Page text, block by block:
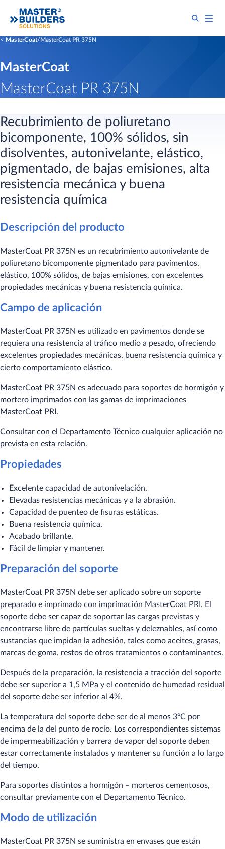
MasterCoat MasterCoat PR 375N
MasterCoat
MasterCoat PR 375N
Recubrimiento de poliuretano
bicomponente, 100% sólidos, sin
disolventes, autonivelante, elástico,
pigmentado, de bajas emisiones, alta
resistencia mecánica y buena
resistencia química
Descripción del producto
MasterCoat PR 375N es un recubrimiento autonivelante de
poliuretano bicomponente pigmentado para pavimentos,
elástico, 100% sólidos, de bajas emisiones, con excelentes
propiedades mecánicas y buena resistencia química.
Campo de aplicación
MasterCoat PR 375N es utilizado en pavimentos donde se
requiera una resistencia al tráfico medio a pesado, ofreciendo
excelentes propiedades mecánicas, buena resistencia química y
cierto comportamiento elástico.
MasterCoat PR 375N es adecuado para soportes de hormigón y
mortero imprimados con las gamas de imprimaciones
MasterCoat PRI.
Consultar con el Departamento Técnico cualquier aplicación no
prevista en esta relación.
Propiedades
Excelente capacidad de autonivelación.
Elevadas resistencias mecánicas y a la abrasión.
Capacidad de puenteo de fisuras estáticas.
Buena resistencia química.
Acabado brillante.
Fácil de limpiar y mantener.
Preparación del soporte
MasterCoat PR 375N debe ser aplicado sobre un soporte
preparado e imprimado con imprimación MasterCoat PRI. El
soporte debe ser capaz de soportar las cargas previstas y
encontrarse libre de partículas sueltas y deleznables, así como
sustancias que impidan la adhesión, tales como aceites, grasas,
marcas de goma, restos de otros tratamientos o contaminantes.
Después de la preparación, la resistencia a tracción del soporte
debe ser superior a 1,5 MPa y el contenido de humedad residual
del soporte debe ser inferior al 4%.
La temperatura del soporte debe ser de al menos 3ºC por
encima de la del punto de rocío. Los correspondientes sistemas
de impermeabilización y barrera de vapor del soporte deben
estar correctamente instalados y mantener su función a lo largo
del tiempo.
Para soportes distintos a hormigón – morteros cementosos,
consultar previamente con el Departamento Técnico.
Modo de utilización
MasterCoat PR 375N se suministra en envases que están